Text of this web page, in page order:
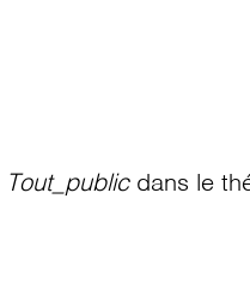
Tout_publicdans le